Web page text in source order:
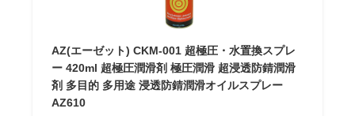
AZ(エーゼット) CKM-001 超極圧・水置換スプレ
ー 420ml 超極圧潤滑剤 極圧潤滑 超浸透防錆潤滑
剤 多目的 多用途 浸透防錆潤滑オイルスプレー
AZ610